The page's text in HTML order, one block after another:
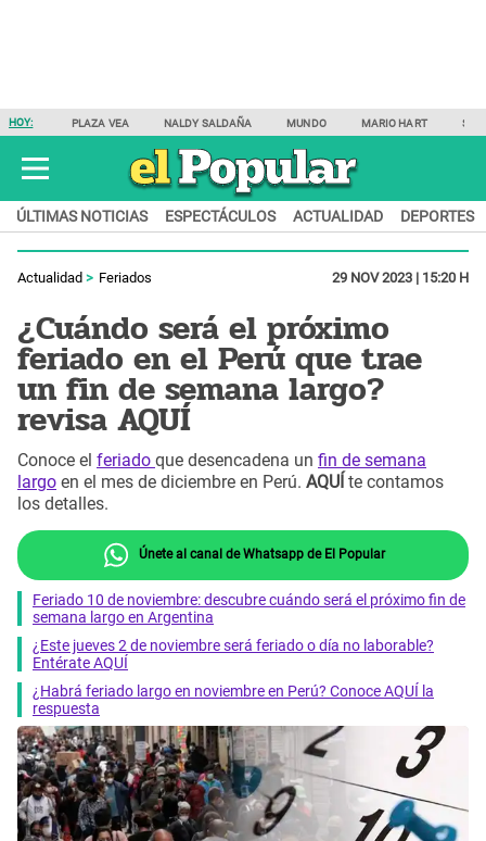
HOY: PLAZA VEA NALDY SALDAÑA MUNDO MARIO HART
ÚLTIMAS NOTICIAS ESPECTÁCULOS ACTUALIDAD DEPORTES
Actualidad Feriados 29 NOV 2023 | 15:20 H
¿Cuándo será el próximo
feriado en el Perú que trae
un fin de semana largo?
revisa AQUÍ
Conoce el feriado que desencadena un fin de semana
largo en el mes de diciembre en Perú. AQUÍ te contamos
los detalles.
Únete al canal de Whatsapp de El Popular
Feriado 10 de noviembre: descubre cuándo será el próximo fin de
semana largo en Argentina
¿Este jueves 2 de noviembre será feriado o día no laborable?
Entérate AQUÍ
¿Habrá feriado largo en noviembre en Perú? Conoce AQUÍ la
respuesta